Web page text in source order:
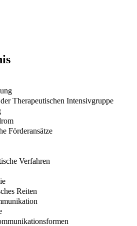
Therapeutischen Intensivgruppe
Förderansätze
Verfahren
Reiten